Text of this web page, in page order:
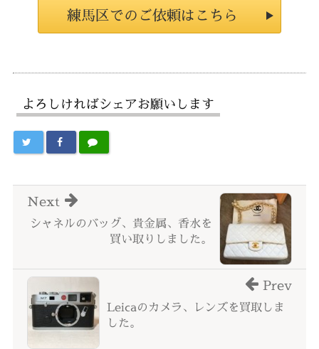
練馬区でのご依頼はこちら
よろしければシェアお願いします
シャネルのバッグ、貴金属、香水を
買い取りしました。
Next
Leicaのカメラ、レンズを買取しま
した。
Prev